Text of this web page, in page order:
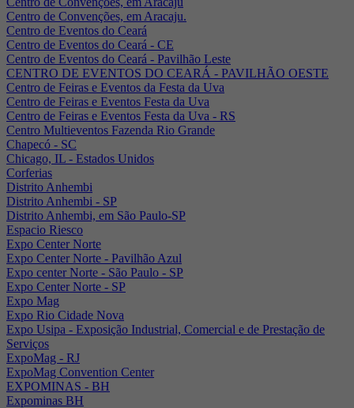
Centro de Convenções, em Aracaju.
Centro de Eventos do Ceará
Centro de Eventos do Ceará - CE
Centro de Eventos do Ceará - Pavilhão Leste
CENTRO DE EVENTOS DO CEARÁ - PAVILHÃO OESTE
Centro de Feiras e Eventos da Festa da Uva
Centro de Feiras e Eventos Festa da Uva
Centro de Feiras e Eventos Festa da Uva - RS
Centro Multieventos Fazenda Rio Grande
Chapecó - SC
Chicago, IL - Estados Unidos
Corferias
Distrito Anhembi
Distrito Anhembi - SP
Distrito Anhembi, em São Paulo-SP
Espacio Riesco
Expo Center Norte
Expo Center Norte - Pavilhão Azul
Expo center Norte - São Paulo - SP
Expo Center Norte - SP
Expo Mag
Expo Rio Cidade Nova
Expo Usipa - Exposição Industrial, Comercial e de Prestação de
Serviços
ExpoMag - RJ
ExpoMag Convention Center
EXPOMINAS - BH
Expominas BH